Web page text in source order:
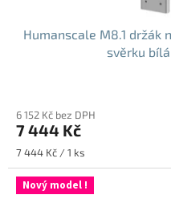
Humanscale M8.1 držák
svěrku
produktu
je
5,0
5
hvězdiček.
6 152 Kč bez DPH
7 444 Kč
Měrná
cena:
7 444 Kč / 1 ks
Nový model !